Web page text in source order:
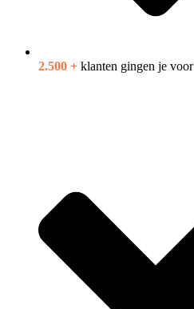
2.500 + klanten gingen je voor